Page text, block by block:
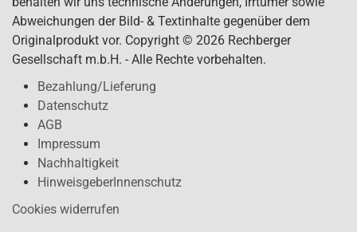
Abweichungen der Bild- & Textinhalte gegenüber dem
Originalprodukt vor. Copyright © 2026 Rechberger
Gesellschaft m.b.H. - Alle Rechte vorbehalten.
Bezahlung/Lieferung
Datenschutz
AGB
Impressum
Nachhaltigkeit
HinweisgeberInnenschutz
Cookies widerrufen